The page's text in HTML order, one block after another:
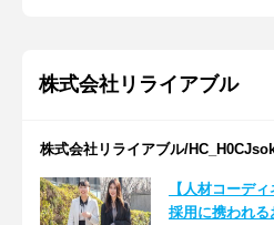
株式会社リライアブル
株式会社リライアブル/
【人材コーデ
採用に携われる